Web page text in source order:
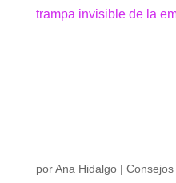
porAna Hidalgo|